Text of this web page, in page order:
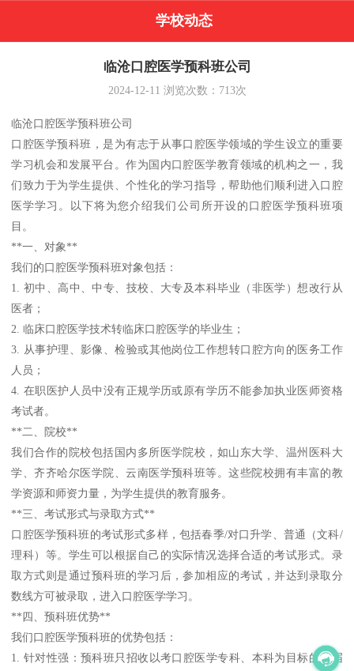
学校动态
临沧口腔医学预科班公司
2024-12-11 浏览次数： 713次
临沧口腔医学预科班公司
口腔医学预科班，是为有志于从事口腔医学领域的学生设立的重要
学习机会和发展平台。作为国内口腔医学教育领域的机构之一，我
们致力于为学生提供、个性化的学习指导，帮助他们顺利进入口腔
医学学习。以下将为您介绍我们公司所开设的口腔医学预科班项
目。
**一、对象**
我们的口腔医学预科班对象包括：
1. 初中、高中、中专、技校、大专及本科毕业（非医学）想改行从
医者；
2. 临床口腔医学技术转临床口腔医学的毕业生；
3. 从事护理、影像、检验或其他岗位工作想转口腔方向的医务工作
人员；
4. 在职医护人员中没有正规学历或原有学历不能参加执业医师资格
考试者。
**二、院校**
我们合作的院校包括国内多所医学院校，如山东大学、温州医科大
学、齐齐哈尔医学院、云南医学预科班等。这些院校拥有丰富的教
学资源和师资力量，为学生提供的教育服务。
**三、考试形式与录取方式**
口腔医学预科班的考试形式多样，包括春季/对口升学、普通（文科/
理科）等。学生可以根据自己的实际情况选择合适的考试形式。录
取方式则是通过预科班的学习后，参加相应的考试，并达到录取分
数线方可被录取，进入口腔医学学习。
**四、预科班优势**
我们口腔医学预科班的优势包括：
1. 针对性强：预科班只招收以考口腔医学专科、本科为目标的应届